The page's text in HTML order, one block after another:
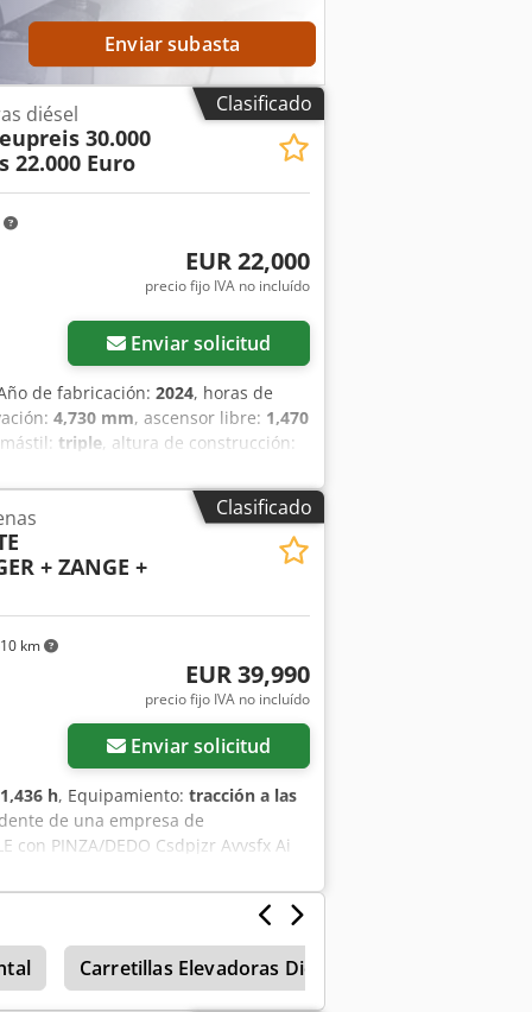
Enviar subasta
Clasificado
diésel
30.000
22.000 Euro
EUR 22,000
precio fijo IVA no incluído
Enviar solicitud
de fabricación: 2024, horas de
4,730 mm, ascensor libre: 1,470
triple, altura de construcción:
delantero:
Db Hoi Aea Número de serie:
Clasificado
km
+ ZANGE +
EUR 39,990
precio fijo IVA no incluído
Enviar solicitud
1,436 h, Equipamiento: tracción a las
de una empresa de
con PINZA/DEDO Csdpjzr Avvsfx Ai
con un precio adicional justo. *
el mercado alemán. * Solo 1350
en BOBCAT. * Motor diésel de 44
de cambio rápido. * Faros
especializado en vehículos y
financiación, aceptación de
Carretillas Elevadoras Diesel